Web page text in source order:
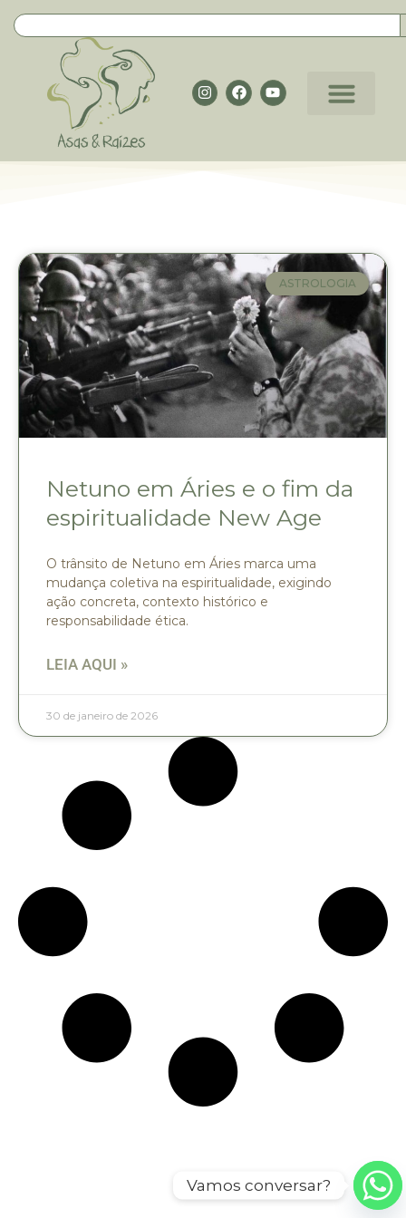
ASTROLOGIA
Netuno em Áries e o fim da
espiritualidade New Age
O trânsito de Netuno em Áries marca uma
mudança coletiva na espiritualidade, exigindo
ação concreta, contexto histórico e
responsabilidade ética.
LEIA AQUI »
30 de janeiro de 2026
Vamos conversar?